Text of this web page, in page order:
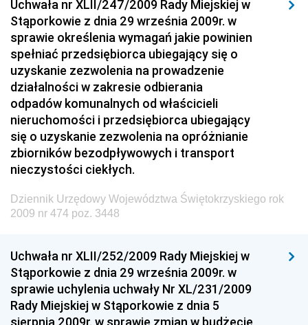
Dziennik Urzędowy Ministra Rozwoju i Finansów
Dziennik Urzędowy Wyższego Urzędu Górniczego
Dziennik Urzędowy Prezesa Urzędu Transportu
Kolejowego
Dziennik Urzędowy Ministra Przedsiębiorczości i
Technologii
Dziennik Urzędowy Ministra Inwestycji i Rozwoju
Dziennik Urzędowy Naczelnego Dyrektora Archiwów
Państwowych
Dziennik Urzędowy Ministra Finansów, Inwestycji i
Rozwoju
Dziennik Urzędowy Ministra Sportu
Dziennik Urzędowy Ministra Funduszy i Polityki
Regionalnej
Uchwała nr XLII/247/2009 Rady Miejskiej w
Stąporkowie z dnia 29 września 2009r. w
sprawie określenia wymagań jakie powinien
spełniać przedsiębiorca ubiegający się o
uzyskanie zezwolenia na prowadzenie
działalności w zakresie odbierania
odpadów komunalnych od właścicieli
nieruchomości i przedsiębiorca ubiegający
się o uzyskanie zezwolenia na opróżnianie
zbiorników bezodpływowych i transport
nieczystości ciekłych.
Dziennik Urzędowy Województwa Świętokrzyskiego rok
2009 nr 474 poz. 3448
Uchwała nr XLII/252/2009 Rady Miejskiej w
Stąporkowie z dnia 29 września 2009r. w
sprawie uchylenia uchwały Nr XL/231/2009
Rady Miejskiej w Stąporkowie z dnia 5